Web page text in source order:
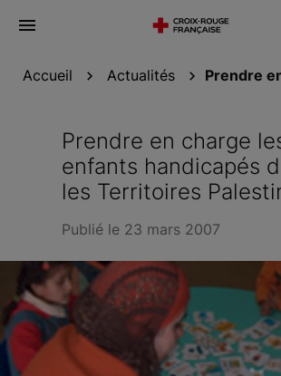
Ouvrir
Accueil Actualités Prendre en charge
Prendre en charge
enfants handicapés
les Territoires
Publié le 23 mars 2007